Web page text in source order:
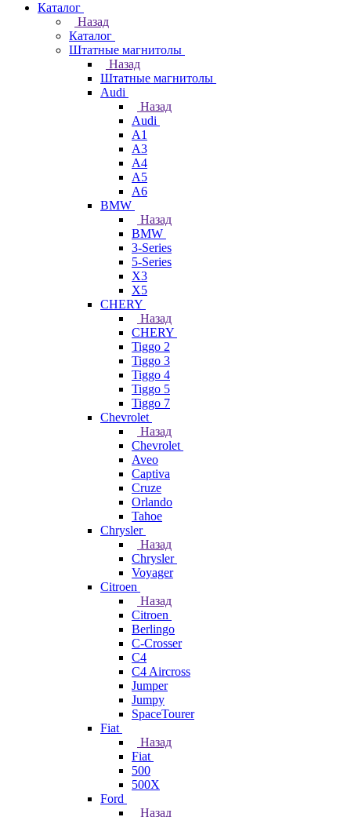
Каталог
Назад
Каталог
Штатные магнитолы
Назад
Штатные магнитолы
Audi
Назад
Audi
A1
A3
A4
A5
A6
BMW
Назад
BMW
3-Series
5-Series
X3
X5
CHERY
Назад
CHERY
Tiggo 2
Tiggo 3
Tiggo 4
Tiggo 5
Tiggo 7
Chevrolet
Назад
Chevrolet
Aveo
Captiva
Cruze
Orlando
Tahoe
Chrysler
Назад
Chrysler
Voyager
Citroen
Назад
Citroen
Berlingo
C-Crosser
C4
C4 Aircross
Jumper
Jumpy
SpaceTourer
Fiat
Назад
Fiat
500
500X
Ford
Назад